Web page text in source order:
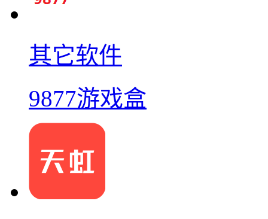
其它软件
9877游戏盒